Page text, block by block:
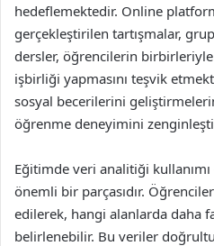
hedeflemektedir. Online
gerçekleştirilen tartışmalar,
dersler, öğrencilerin birbirleriyle
işbirliği yapmasını teşvik
sosyal becerilerini
öğrenme deneyimini
Eğitimde veri analitiği
önemli bir parçasıdır.
edilerek, hangi alanlarda daha
belirlenebilir. Bu veriler